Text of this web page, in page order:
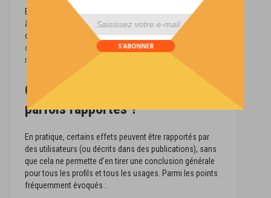
div id="mp-popup-template5">
S'ABONNER
Enfin, certaines publications en laboratoire s’intéressent
à des réponses inflammatoires/cytotoxiques sur cellules
ou macrophages. Par exemple :Pro-inflammatory effects
of e-cigarette vapour condensate on human alveolar
macrophages (Thorax, 2018)
Quels effets indésirables sont
parfois rapportés ?
En pratique, certains effets peuvent être rapportés par
des utilisateurs (ou décrits dans des publications), sans
que cela ne permette d’en tirer une conclusion générale
pour tous les profils et tous les usages. Parmi les points
fréquemment évoqués :